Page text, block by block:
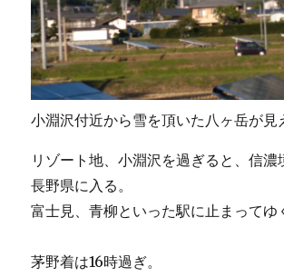
小淵沢付近から雪を頂いた八ヶ岳が見
リゾート地、小淵沢を過ぎると、信濃
長野県に入る。
富士見、青柳といった駅に止まってゆ
茅野着は16時過ぎ。